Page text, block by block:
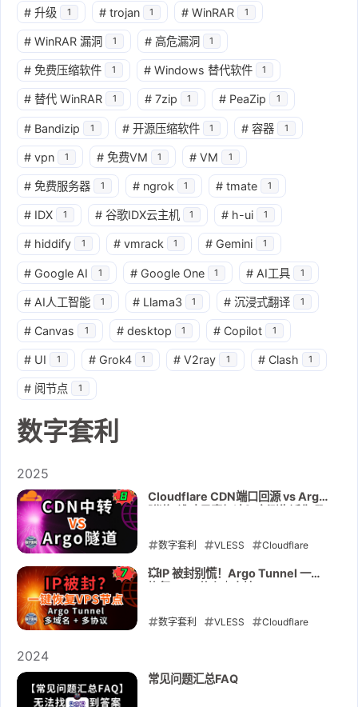
# 升级 1 # trojan 1 # WinRAR 1
# WinRAR 漏洞 1 # 高危漏洞 1
# 免费压缩软件 1 # Windows 替代软件 1
# 替代 WinRAR 1 # 7zip 1 # PeaZip 1
# Bandizip 1 # 开源压缩软件 1 # 容器 1
# vpn 1 # 免费VM 1 # VM 1
# 免费服务器 1 # ngrok 1 # tmate 1
# IDX 1 # 谷歌IDX云主机 1 # h-ui 1
# hiddify 1 # vmrack 1 # Gemini 1
# Google AI 1 # Google One 1 # AI工具 1
# AI人工智能 1 # Llama3 1 # 沉浸式翻译 1
# Canvas 1 # desktop 1 # Copilot 1
# UI 1 # Grok4 1 # V2ray 1 # Clash 1
# 阅节点 1
数字套利
2025
Cloudflare CDN端口回源 vs Argo
数字套利 VLESS Cloudflare
CDN Trojan VPS Argo
Tunnel Vmess 一键脚本 多域
VPS被封 恢复节点
💥IP 被封别慌！Argo Tunnel 一键
协议）raksmart2折VPS活动
数字套利 VLESS Cloudflare
Tunnel cloudflared
2024
常见问题汇总FAQ